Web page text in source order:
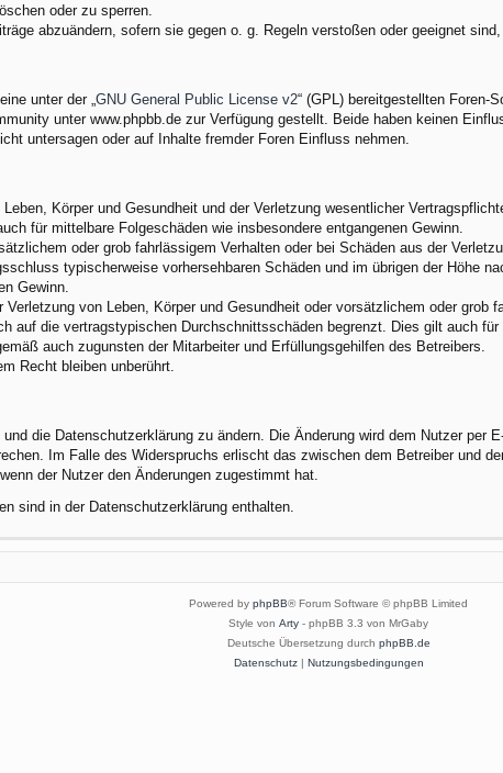
oder zu sperren.
abzuändern, sofern sie gegen o. g. Regeln verstoßen oder geeignet
unter der „ GNU General Public License v2“ (GPL) bereitgestellten Foren-
unter www.phpbb.de zur Verfügung gestellt. Beide haben keinen
untersagen oder auf Inhalte fremder Foren Einfluss nehmen.
Körper und Gesundheit und der Verletzung wesentlicher
für mittelbare Folgeschäden wie insbesondere entgangenen Gewinn.
oder grob fahrlässigem Verhalten oder bei Schäden aus der
typischerweise vorhersehbaren Schäden und im übrigen der Höhe
Gewinn.
von Leben, Körper und Gesundheit oder vorsätzlichem oder
auf die vertragstypischen Durchschnittsschäden begrenzt. Dies gilt auch
auch zugunsten der Mitarbeiter und Erfüllungsgehilfen des Betreibers.
Recht bleiben unberührt.
die Datenschutzerklärung zu ändern. Die Änderung wird dem Nutzer per
Im Falle des Widerspruchs erlischt das zwischen dem Betreiber und
der Nutzer den Änderungen zugestimmt hat.
sind in der Datenschutzerklärung enthalten.
Powered by phpBB® Forum Software © phpBB Limited
Style von Arty - phpBB 3.3 von MrGaby
Deutsche Übersetzung durch phpBB.de
Datenschutz| Nutzungsbedingungen